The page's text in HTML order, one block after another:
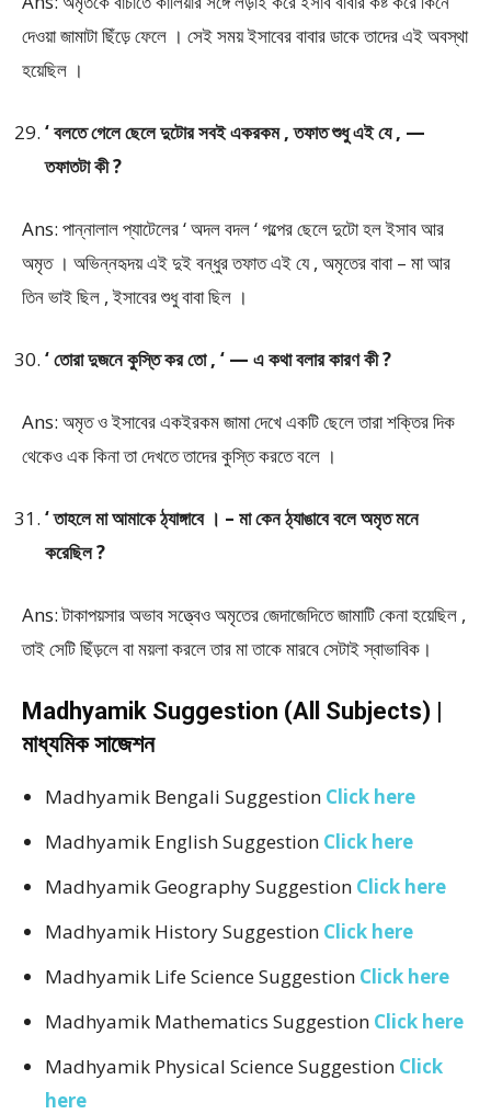
দেওয়া জামাটা ছিঁড়ে ফেলে । সেই সময় ইসাবের বাবার ডাকে তাদের এই অবস্থা
হয়েছিল ।
‘ বলতে গেলে ছেলে দুটোর সবই একরকম , তফাত শুধু এই যে , —
তফাতটা কী ?
Ans: পান্নালাল প্যাটেলের ‘ অদল বদল ‘ গল্পের ছেলে দুটো হল ইসাব আর
অমৃত । অভিন্নহৃদয় এই দুই বন্ধুর তফাত এই যে , অমৃতের বাবা – মা আর
তিন ভাই ছিল , ইসাবের শুধু বাবা ছিল ।
‘ তোরা দুজনে কুস্তি কর তো , ‘ — এ কথা বলার কারণ কী ?
Ans: অমৃত ও ইসাবের একইরকম জামা দেখে একটি ছেলে তারা শক্তির দিক
থেকেও এক কিনা তা দেখতে তাদের কুস্তি করতে বলে ।
‘ তাহলে মা আমাকে ঠ্যাঙ্গাবে । – মা কেন ঠ্যাঙাবে বলে অমৃত মনে
করেছিল ?
Ans: টাকাপয়সার অভাব সত্ত্বেও অমৃতের জেদাজেদিতে জামাটি কেনা হয়েছিল ,
তাই সেটি ছিঁড়লে বা ময়লা করলে তার মা তাকে মারবে সেটাই স্বাভাবিক।
Madhyamik Suggestion (All Subjects) |
মাধ্যমিক সাজেশন
Madhyamik Bengali Suggestion Click here
Madhyamik English Suggestion Click here
Madhyamik Geography Suggestion Click here
Madhyamik History Suggestion Click here
Madhyamik Life Science Suggestion Click here
Madhyamik Mathematics Suggestion Click here
Madhyamik Physical Science Suggestion Click
here